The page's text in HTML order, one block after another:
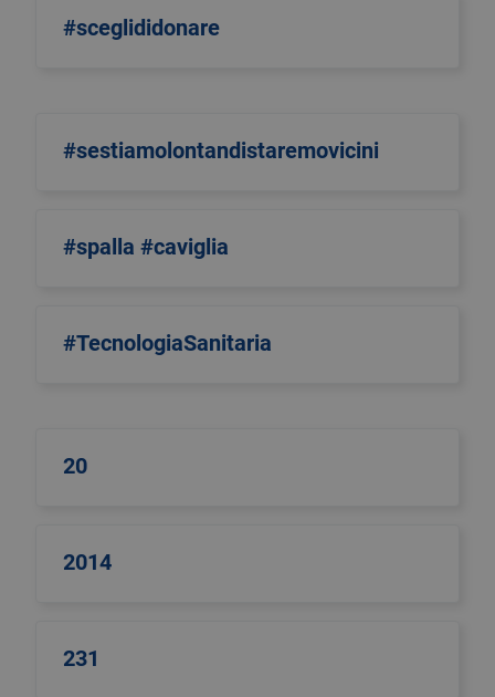
#sceglididonare
#sestiamolontandistaremovicini
#spalla #caviglia
#TecnologiaSanitaria
20
2014
231